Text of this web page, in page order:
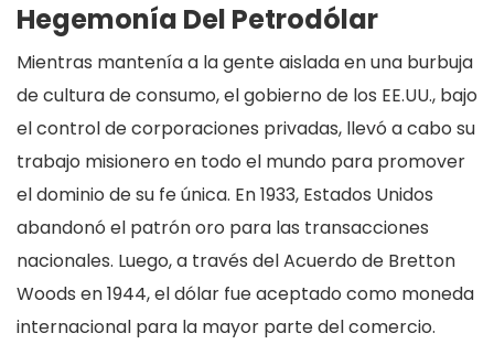
Hegemonía Del Petrodólar
Mientras mantenía a la gente aislada en una burbuja
de cultura de consumo, el gobierno de los EE.UU., bajo
el control de corporaciones privadas, llevó a cabo su
trabajo misionero en todo el mundo para promover
el dominio de su fe única. En 1933, Estados Unidos
abandonó el patrón oro para las transacciones
nacionales. Luego, a través del Acuerdo de Bretton
Woods en 1944, el dólar fue aceptado como moneda
internacional para la mayor parte del comercio.